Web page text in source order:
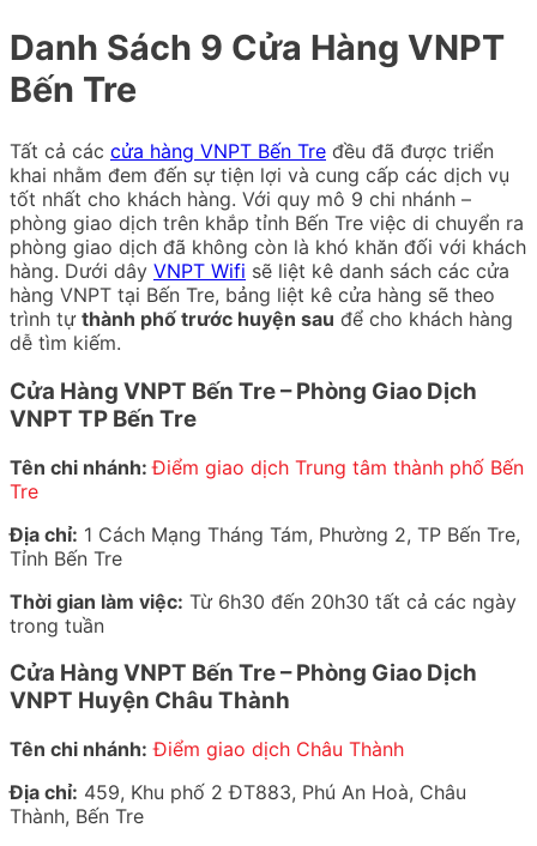
Danh Sách 9 Cửa Hàng VNPT
Bến Tre
Tất cả các cửa hàng VNPT Bến Tre đều đã được triển
khai nhằm đem đến sự tiện lợi và cung cấp các dịch vụ
tốt nhất cho khách hàng. Với quy mô 9 chi nhánh –
phòng giao dịch trên khắp tỉnh Bến Tre việc di chuyển ra
phòng giao dịch đã không còn là khó khăn đối với khách
hàng. Dưới dây VNPT Wifi sẽ liệt kê danh sách các cửa
hàng VNPT tại Bến Tre, bảng liệt kê cửa hàng sẽ theo
trình tự thành phố trước huyện sau để cho khách hàng
dễ tìm kiếm.
Cửa Hàng VNPT Bến Tre – Phòng Giao Dịch
VNPT TP Bến Tre
Tên chi nhánh:Điểm giao dịch Trung tâm thành phố Bến
Tre
Địa chỉ: 1 Cách Mạng Tháng Tám, Phường 2, TP Bến Tre,
Tỉnh Bến Tre
Thời gian làm việc: Từ 6h30 đến 20h30 tất cả các ngày
trong tuần
Cửa Hàng VNPT Bến Tre – Phòng Giao Dịch
VNPT Huyện Châu Thành
Tên chi nhánh: Điểm giao dịch Châu Thành
Địa chỉ: 459, Khu phố 2 ĐT883, Phú An Hoà, Châu
Thành, Bến Tre